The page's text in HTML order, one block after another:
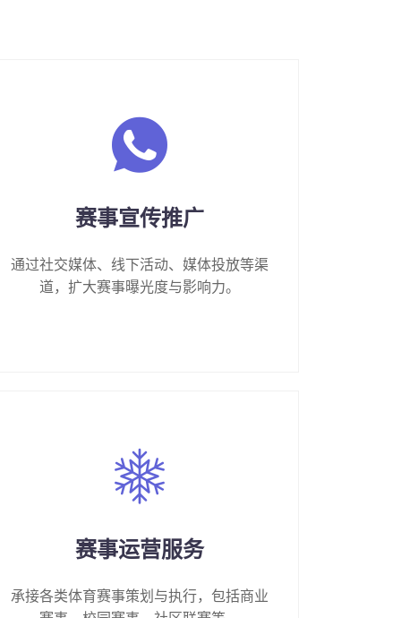
赛事宣传推广
通过社交媒体、线下活动、媒体投放等渠
道，扩大赛事曝光度与影响力。
赛事运营服务
承接各类体育赛事策划与执行，包括商业